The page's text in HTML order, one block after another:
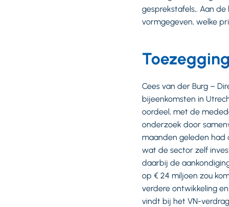
gesprekstafels,. Aan
vormgegeven, welke
Toezegging
Cees van der Burg –
bijeenkomsten in
oordeel, met de
onderzoek door
maanden geleden had
wat de sector zelf
daarbij de
op € 24 miljoen zou
verdere ontwikkeling
vindt bij het VN-